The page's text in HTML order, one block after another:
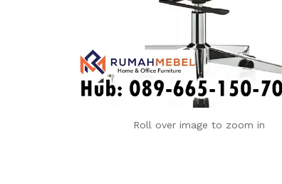
Roll over image to zoom in